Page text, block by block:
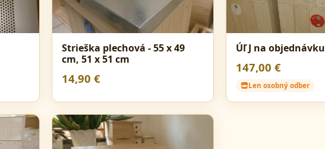
Strieška plechová - 55 x 49
cm, 51 x 51 cm
14,90 €
Úľ J na objednávku
147,00 €
Len osobný odber